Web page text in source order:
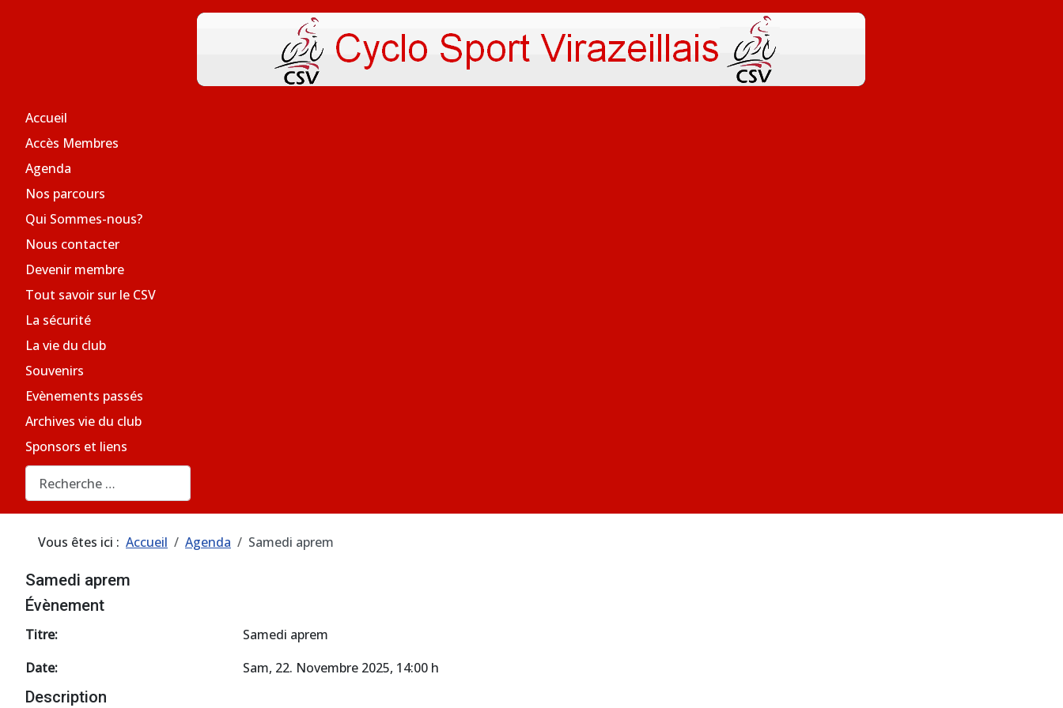
Accueil
Accès Membres
Agenda
Nos parcours
Qui Sommes-nous?
Nous contacter
Devenir membre
Tout savoir sur le CSV
La sécurité
La vie du club
Souvenirs
Evènements passés
Archives vie du club
Sponsors et liens
Rechercher
Vous êtes ici : Accueil Agenda Samedi aprem
Samedi aprem
Évènement
Titre:
Samedi aprem
Date:
Sam, 22. Novembre 2025, 14:00 h
Description